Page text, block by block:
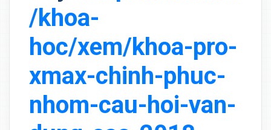
/khoa-
hoc/xem/khoa-pro-
xmax-chinh-phuc-
nhom-cau-hoi-van-